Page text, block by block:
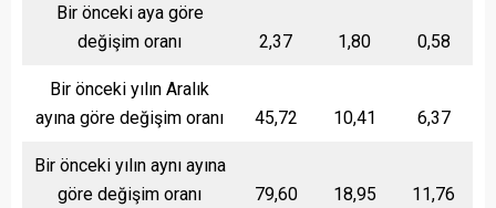
Bir önceki aya göre
değişim oranı
2,37 1,80 0,58
Bir önceki yılın Aralık
ayına göre değişim oranı
45,72 10,41 6,37
Bir önceki yılın aynı ayına
göre değişim oranı
79,60 18,95 11,76